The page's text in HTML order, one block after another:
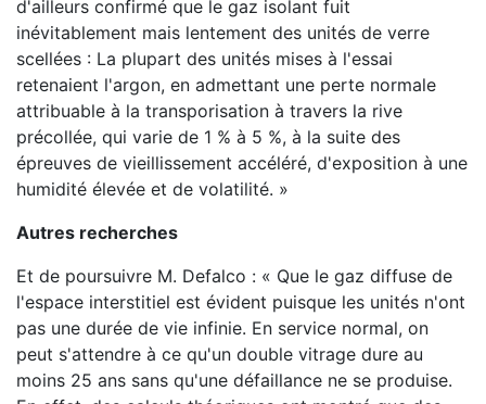
d'ailleurs confirmé que le gaz isolant fuit
inévitablement mais lentement des unités de verre
scellées : La plupart des unités mises à l'essai
retenaient l'argon, en admettant une perte normale
attribuable à la transporisation à travers la rive
précollée, qui varie de 1 % à 5 %, à la suite des
épreuves de vieillissement accéléré, d'exposition à une
humidité élevée et de volatilité. »
Autres recherches
Et de poursuivre M. Defalco : « Que le gaz diffuse de
l'espace interstitiel est évident puisque les unités n'ont
pas une durée de vie infinie. En service normal, on
peut s'attendre à ce qu'un double vitrage dure au
moins 25 ans sans qu'une défaillance ne se produise.